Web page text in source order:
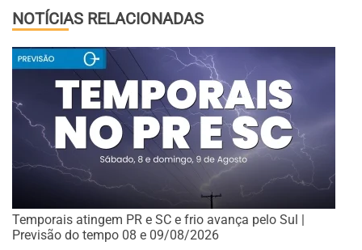
NOTÍCIAS RELACIONADAS
Temporais atingem PR e SC e frio avança pelo Sul |
Previsão do tempo 08 e 09/08/2026